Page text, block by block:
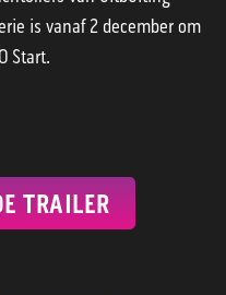
is vanaf 2 december om
Start.
TRAILER